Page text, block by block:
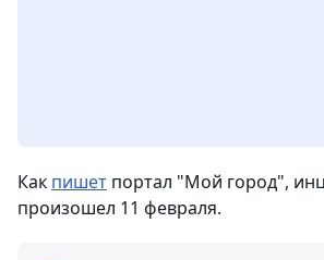
Как пишет портал "Мой город",
произошел 11 февраля.